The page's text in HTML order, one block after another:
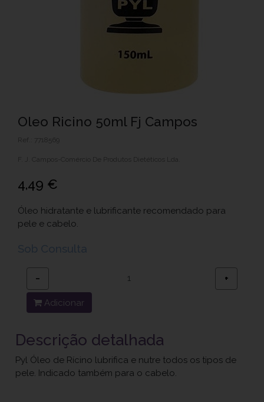
Oleo Ricino 50ml Fj Campos
Ref.: 7718569
F. J. Campos-Comércio De Produtos Dietéticos Lda.
4,49 €
Óleo hidratante e lubrificante recomendado para
pele e cabelo.
− +
Adicionar
Descrição detalhada
Pyl Óleo de Rícino lubrifica e nutre todos os tipos de
pele. Indicado também para o cabelo.